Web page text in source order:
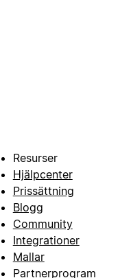
Resurser
Hjälpcenter
Prissättning
Blogg
Community
Integrationer
Mallar
Partnerprogram